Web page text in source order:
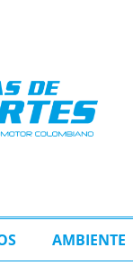
AMBIENTE